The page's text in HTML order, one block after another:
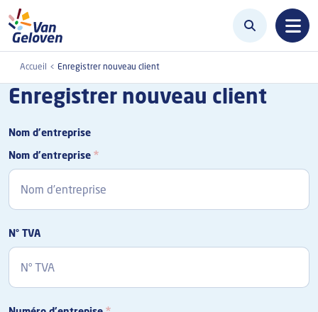
Aller au contenu principal
Accueil Enregistrer nouveau client
Enregistrer nouveau client
Nom d’entreprise
Nom d’entreprise
N° TVA